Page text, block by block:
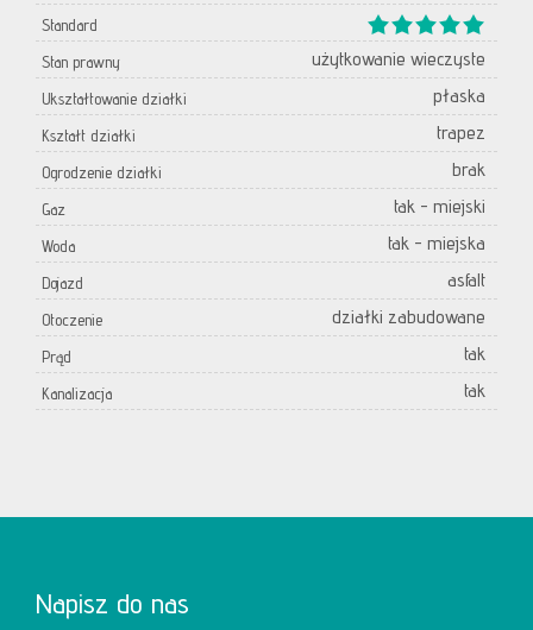
Standard
Stan prawny
użytkowanie wieczyste
Ukształtowanie działki płaska
Kształt działki trapez
Ogrodzenie działki brak
Gaz tak - miejski
Woda tak - miejska
Dojazd asfalt
Otoczenie działki zabudowane
Prąd tak
Kanalizacja tak
Napisz do nas